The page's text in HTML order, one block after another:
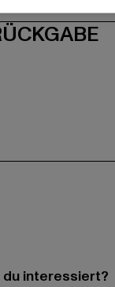
interessiert?